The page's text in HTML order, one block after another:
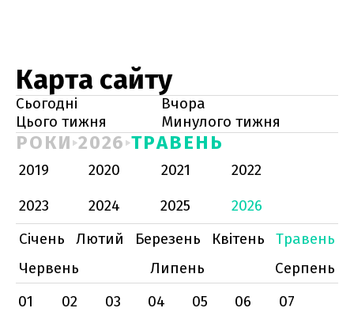
Карта сайту
Сьогодні
Вчора
Цього тижня
Минулого тижня
РОКИ 2026 ТРАВЕНЬ
2019 2020 2021
2022
2023
2024 2025
2026
Січень
Лютий Березень Квітень
Травень
Червень
Липень
Серпень
01
02 03 04 05 06
07